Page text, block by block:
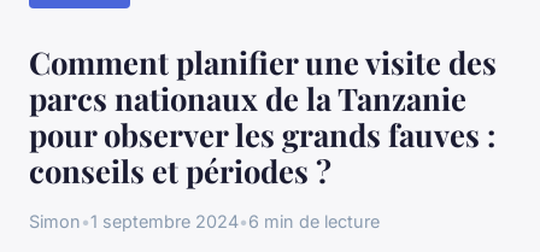
Comment planifier une visite des
parcs nationaux de la Tanzanie
pour observer les grands fauves :
conseils et périodes ?
Simon•1 septembre 2024•6 min de lecture